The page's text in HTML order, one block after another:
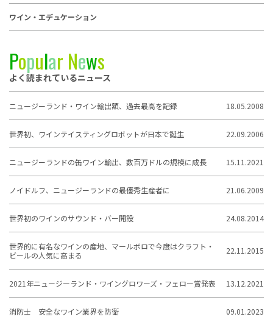
ワイン・エデュケーション
Popular News
よく読まれているニュース
ニュージーランド・ワイン輸出額、過去最高を記録 18.05.2008
世界初、ワインテイスティングロボットが日本で誕生 22.09.2006
ニュージーランドの缶ワイン輸出、数百万ドルの規模に成長 15.11.2021
ノイドルフ、ニュージーランドの最優秀生産者に 21.06.2009
世界初のワインのサウンド・バー開設 24.08.2014
世界的に有名なワインの産地、マールボロで今度はクラフト・
ビールの人気に高まる
22.11.2015
2021年ニュージーランド・ワイングロワーズ・フェロー賞発表 13.12.2021
消防士 安全なワイン業界を防衛 09.01.2023